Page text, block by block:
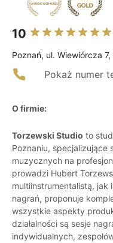
10
Poznań, ul. Wiewiórcza
Pokaż numer
O firmie:
Torzewski Studio to
Poznaniu, specjalizujące
muzycznych na
prowadzi Hubert
multiinstrumentalistą, jak
nagrań, proponuje
wszystkie aspekty
działalności są sesje
indywidualnych,